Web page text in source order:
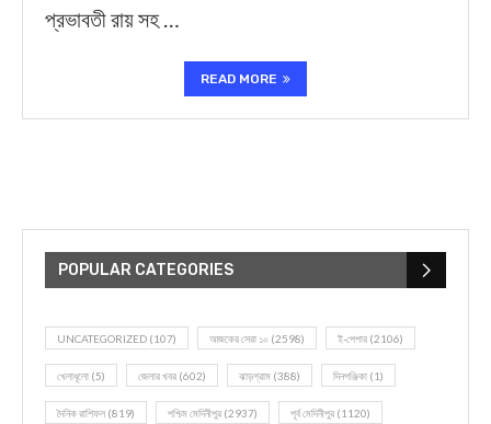
প্রভাবতী রায় সহ …
READ MORE
POPULAR CATEGORIES
UNCATEGORIZED (107) আজকের সেরা ১০ (2598) ই-পেপার (2106)
খেলাধূলো (5) জেলার খবর (602) ঝাড়গ্রাম (388) দিনপঞ্জিকা (1)
দৈনিক রাশিফল (819) পশ্চিম মেদিনীপুর (2937) পূর্ব মেদিনীপুর (1120)